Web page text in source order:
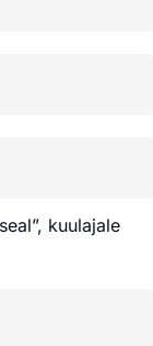
kuulajale